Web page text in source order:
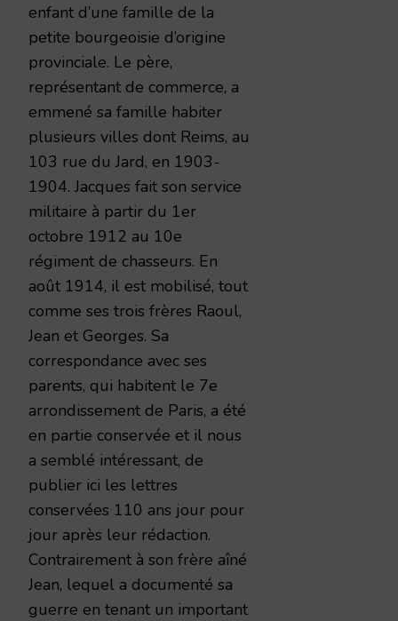
enfant d’une famille de la
petite bourgeoisie d’origine
provinciale. Le père,
représentant de commerce, a
emmené sa famille habiter
plusieurs villes dont Reims, au
103 rue du Jard, en 1903-
1904. Jacques fait son service
militaire à partir du 1er
octobre 1912 au 10e
régiment de chasseurs. En
août 1914, il est mobilisé, tout
comme ses trois frères Raoul,
Jean et Georges. Sa
correspondance avec ses
parents, qui habitent le 7e
arrondissement de Paris, a été
en partie conservée et il nous
a semblé intéressant, de
publier ici les lettres
conservées 110 ans jour pour
jour après leur rédaction.
Contrairement à son frère aîné
Jean, lequel a documenté sa
guerre en tenant un important